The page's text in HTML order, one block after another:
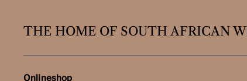
THE HOME OF SOUTH AFRICAN
Onlineshop